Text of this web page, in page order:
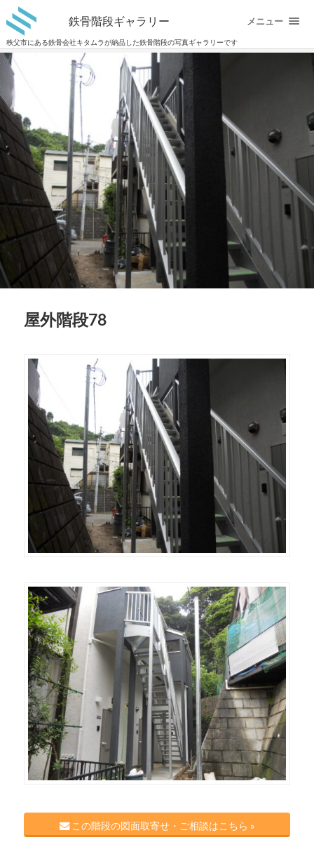
鉄骨階段ギャラリー
秩父市にある鉄骨会社キタムラが納品した鉄骨階段の写真ギャラリーです
メニュー
屋外階段78
この階段の図面取寄せ・ご相談はこちら »